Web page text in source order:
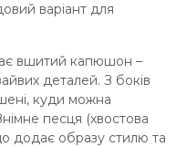
варіант для
вшитий капюшон –
деталей. З боків
куди можна
песця (хвостова
додає образу стилю та